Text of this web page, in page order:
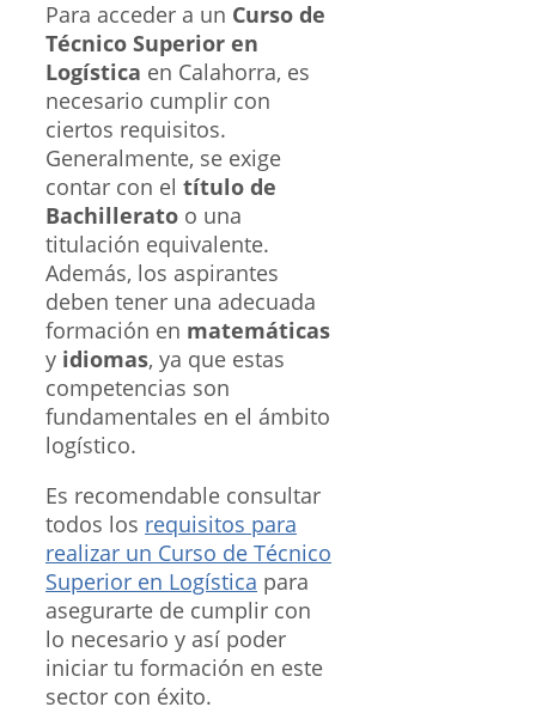
Para acceder a un Curso de
Técnico Superior en
Logística en Calahorra, es
necesario cumplir con
ciertos requisitos.
Generalmente, se exige
contar con el título de
Bachillerato o una
titulación equivalente.
Además, los aspirantes
deben tener una adecuada
formación en matemáticas
y idiomas, ya que estas
competencias son
fundamentales en el ámbito
logístico.
Es recomendable consultar
todos los requisitos para
realizar un Curso de Técnico
Superior en Logística para
asegurarte de cumplir con
lo necesario y así poder
iniciar tu formación en este
sector con éxito.